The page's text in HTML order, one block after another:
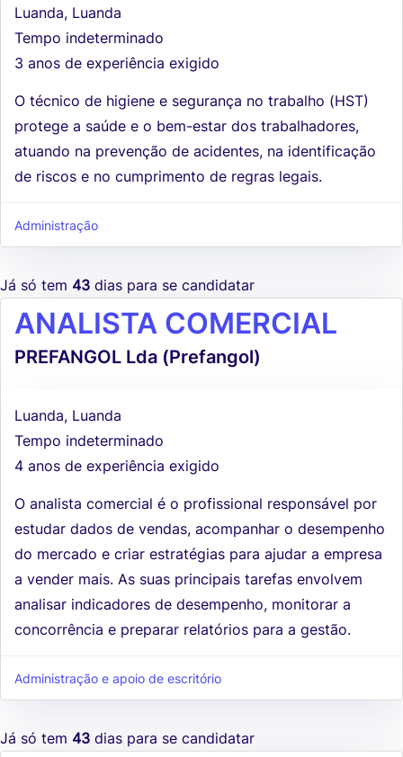
Luanda, Luanda
Tempo indeterminado
3 anos de experiência exigido
O técnico de higiene e segurança no trabalho (HST)
protege a saúde e o bem-estar dos trabalhadores,
atuando na prevenção de acidentes, na identificação
de riscos e no cumprimento de regras legais.
Administração
Já só tem 43 dias para se candidatar
ANALISTA COMERCIAL
PREFANGOL Lda (Prefangol)
Luanda, Luanda
Tempo indeterminado
4 anos de experiência exigido
O analista comercial é o profissional responsável por
estudar dados de vendas, acompanhar o desempenho
do mercado e criar estratégias para ajudar a empresa
a vender mais. As suas principais tarefas envolvem
analisar indicadores de desempenho, monitorar a
concorrência e preparar relatórios para a gestão.
Administração e apoio de escritório
Já só tem 43 dias para se candidatar